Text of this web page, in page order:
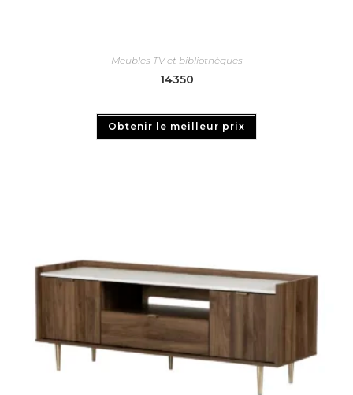
Meubles TV et bibliothèques
14350
Obtenir le meilleur prix